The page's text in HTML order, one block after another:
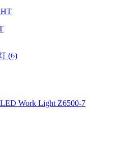
(6)
Work Light Z6500-7